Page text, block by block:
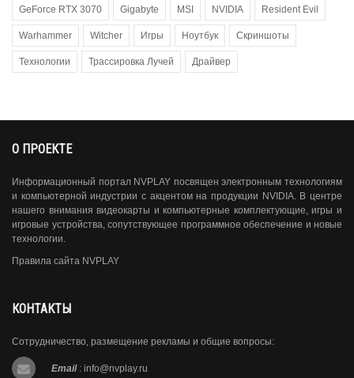
GeForce RTX 3070 Gigabyte MSI NVIDIA Resident Evil
Warhammer Witcher Игры Ноутбук Скриншоты
Технологии Трассировка Лучей Драйвер
О ПРОЕКТЕ
Информационный портал NVPLAY посвящен электронным технологиям
и компьютерной индустрии с акцентом на продукции NVIDIA. В центре
нашего внимания видеокарты и компьютерные комплектующие, игры и
игровые устройства, сопутствующее программное обеспечение и новые
технологии.
Правила сайта NVPLAY
КОНТАКТЫ
Сотрудничество, размещение рекламы и общие вопросы:
Email : info@nvplay.ru